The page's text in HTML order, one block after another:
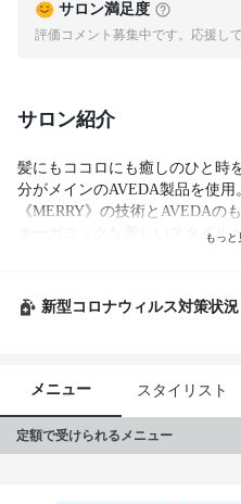
サロン満足度
評価コメント募集中です。応援し
サロン紹介
髪にもココロにも癒しのひと時
分がメインのAVEDA製品を使用
《MERRY》の技術とAVEDAの
オーガニックな美しいスタイル
新型コロナウィルス対策状況
メニュー スタイリスト
定額で受けられるメニュー